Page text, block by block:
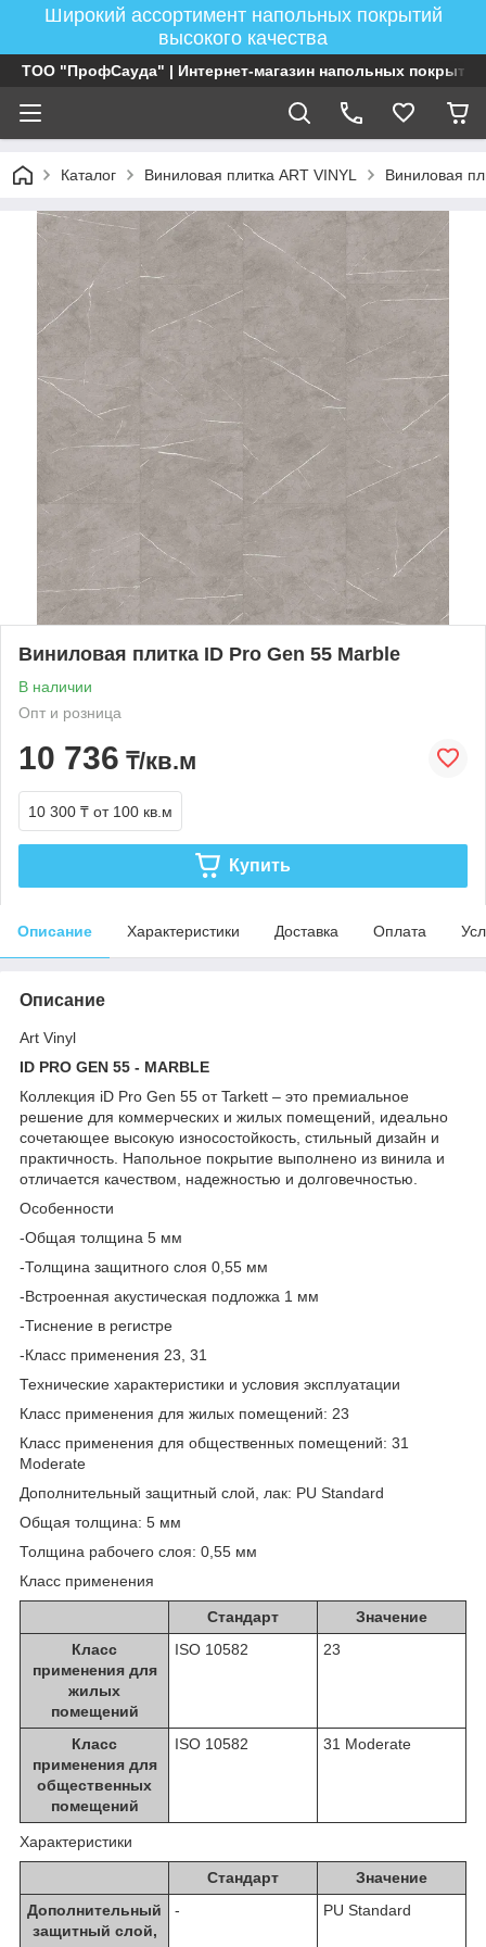
Широкий ассортимент напольных покрытий
высокого качества
ТОО "ПрофСауда" | Интернет-магазин напольных покрытий
Каталог Виниловая плитка ART VINYL Виниловая
Виниловая плитка ID Pro Gen 55 Marble
В наличии
Опт и розница
10 736 ₸/кв.м
10 300 ₸ от 100 кв.м
Купить
Описание Характеристики Доставка Оплата
Описание
Art Vinyl
ID PRO GEN 55 - MARBLE
Коллекция iD Pro Gen 55 от Tarkett – это премиальное
решение для коммерческих и жилых помещений, идеально
сочетающее высокую износостойкость, стильный дизайн и
практичность. Напольное покрытие выполнено из винила и
отличается качеством, надежностью и долговечностью.
Особенности
-Общая толщина 5 мм
-Толщина защитного слоя 0,55 мм
-Встроенная акустическая подложка 1 мм
-Тиснение в регистре
-Класс применения 23, 31
Технические характеристики и условия эксплуатации
Класс применения для жилых помещений: 23
Класс применения для общественных помещений: 31
Moderate
Дополнительный защитный слой, лак: PU Standard
Общая толщина: 5 мм
Толщина рабочего слоя: 0,55 мм
Класс применения
Стандарт
Значение
Класс
применения для
жилых
помещений
ISO 10582 23
Класс
применения для
общественных
помещений
ISO 10582 31 Moderate
Характеристики
Стандарт
Значение
Дополнительный
защитный слой,
- PU Standard